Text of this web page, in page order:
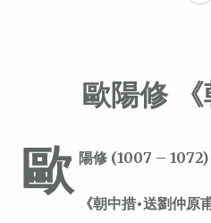
歐陽修 《
歐 陽修 (1007 – 1072)
《朝中措•送劉仲原